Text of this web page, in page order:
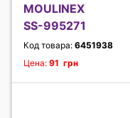
MOULINEX
SS-995271
Код товара: 6451938
Цена: 91 грн